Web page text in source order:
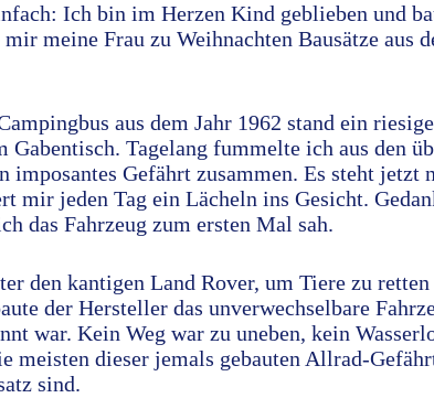
Ich bin im Herzen Kind geblieben und
meine Frau zu Weihnachten Bausätze aus
aus dem Jahr 1962 stand ein
Tagelang fummelte ich aus den
Gefährt zusammen. Es steht jetzt
mir jeden Tag ein Lächeln ins Gesicht.
das Fahrzeug zum ersten Mal sah.
den kantigen Land Rover, um Tiere zu retten
der Hersteller das unverwechselbare
war. Kein Weg war zu uneben, kein
meisten dieser jemals gebauten Allrad-
sind.